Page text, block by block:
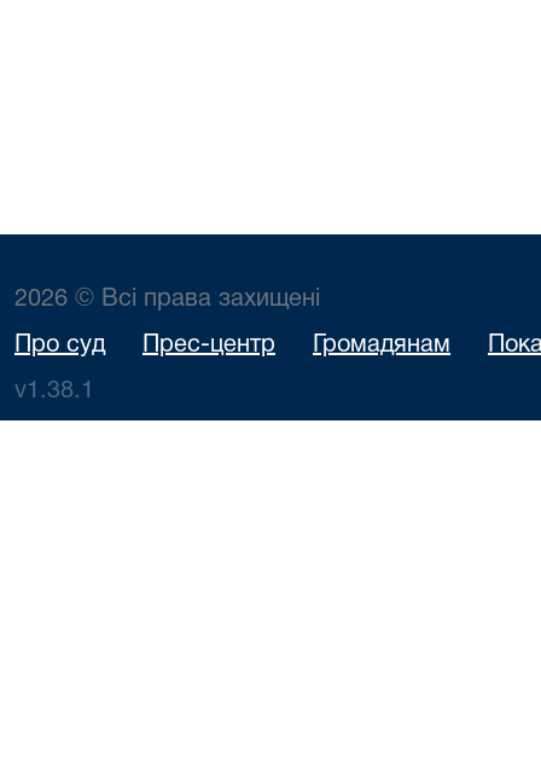
2026 © Всі права захищені
Про суд Прес-центр Громадянам
v1.38.1